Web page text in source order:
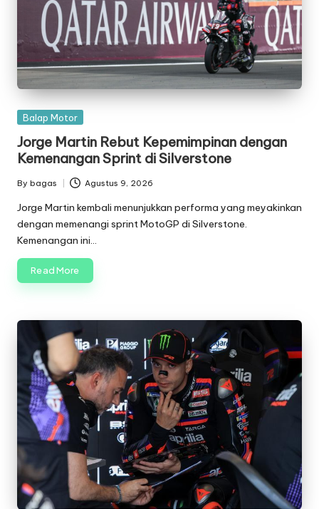
Posted
Balap Motor
Jorge Martin Rebut Kepemimpinan dengan
Kemenangan Sprint di Silverstone
Posted
by
By bagas Agustus 9, 2026
Jorge Martin kembali menunjukkan performa yang meyakinkan
dengan memenangi sprint MotoGP di Silverstone.
Kemenangan ini…
Read More